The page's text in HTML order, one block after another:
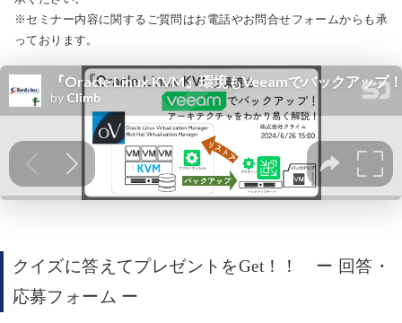
※セミナー内容に関するご質問はお電話やお問合せフォームからも承
っております。
クイズに答えてプレゼント をGet！！ ー 回答・
応募フォーム ー